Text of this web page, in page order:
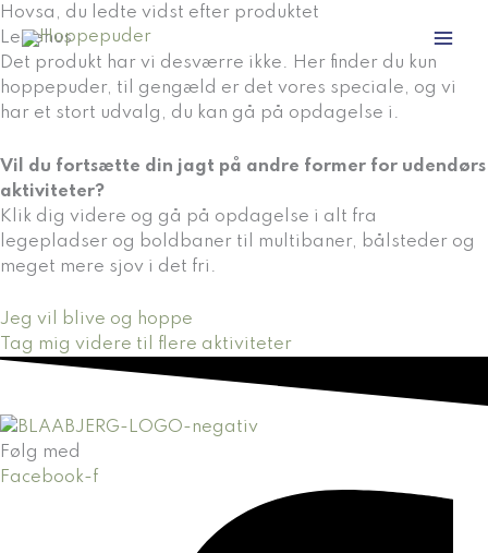
Gå
til
indholdet
Hovsa, du ledte vidst efter produktet
Legehus
Det produkt har vi desværre ikke. Her finder du kun
hoppepuder, til gengæld er det vores speciale, og vi
har et stort udvalg, du kan gå på opdagelse i.
Vil du fortsætte din jagt på andre former for udendørs
aktiviteter?
Klik dig videre og gå på opdagelse i alt fra
legepladser og boldbaner til multibaner, bålsteder og
meget mere sjov i det fri.
Jeg vil blive og hoppe
Tag mig videre til flere aktiviteter
Følg med
Facebook-f